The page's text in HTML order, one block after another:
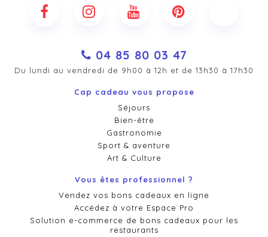
04 85 80 03 47
Du lundi au vendredi de 9h00 à 12h et de 13h30 à 17h30
Cap cadeau vous propose
Séjours
Bien-être
Gastronomie
Sport & aventure
Art & Culture
Vous êtes professionnel ?
Vendez vos bons cadeaux en ligne
Accédez à votre Espace Pro
Solution e-commerce de bons cadeaux pour les
restaurants